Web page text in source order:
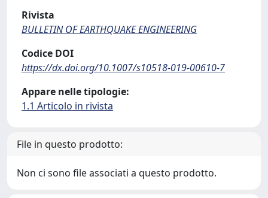
Rivista
BULLETIN OF EARTHQUAKE ENGINEERING
Codice DOI
https://dx.doi.org/10.1007/s10518-019-00610-7
Appare nelle tipologie:
1.1 Articolo in rivista
File in questo prodotto:
Non ci sono file associati a questo prodotto.